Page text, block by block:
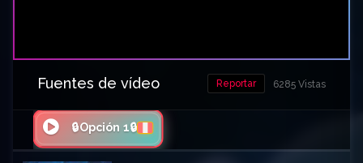
Fuentes de vídeo 6285 Vistas
Reportar
🔒Opción 1🔒